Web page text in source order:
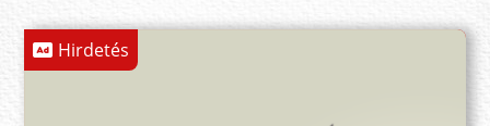
Hirdetés